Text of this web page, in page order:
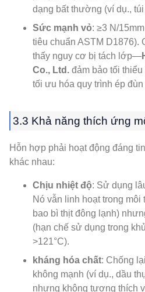
dạng bất thường (ví dụ.,
Sức mạnh vỏ: ≥3 N/
tiêu chuẩn ASTM D1876).
thấy nguy cơ bị tách lớp—
Co., Ltd. đảm bảo tối
tối ưu hóa quy trình ép đùn
3.3 Khả năng thích ứng
Hỗn hợp phải hoạt động đáng
khác nhau:
Chịu nhiệt độ: Sử dụng
Nó vẫn linh hoạt trong
bao bì thịt đông lạnh)
(hạn chế sử dụng trong
>121°C).
kháng hóa chất: Chống
không mạnh (ví dụ., dầu
nhưng không tương thích